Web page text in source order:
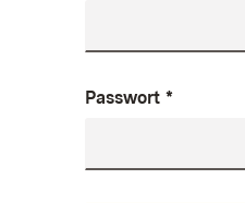
Passwort *